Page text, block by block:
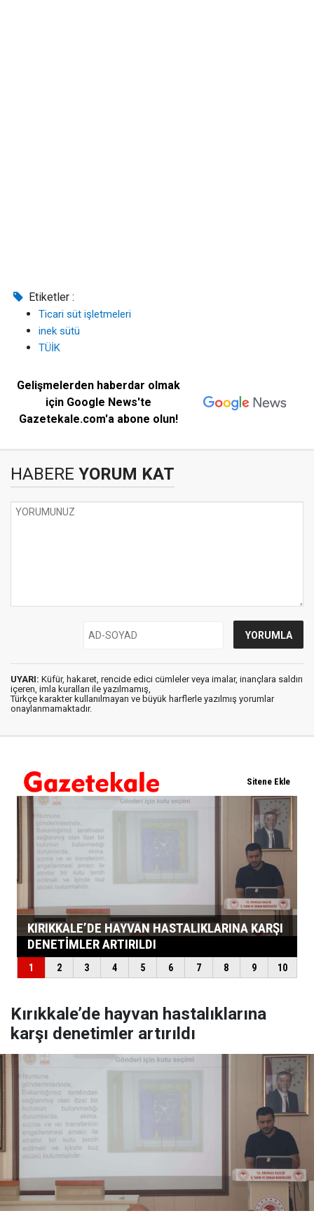
Etiketler :
Ticari süt işletmeleri
inek sütü
TÜİK
Gelişmelerden haberdar olmak
için Google News'te
Gazetekale.com'a abone olun!
HABERE YORUM KAT
UYARI: Küfür, hakaret, rencide edici cümleler veya imalar, inançlara saldırı
içeren, imla kuralları ile yazılmamış,
Türkçe karakter kullanılmayan ve büyük harflerle yazılmış yorumlar
onaylanmamaktadır.
Kırıkkale’de hayvan hastalıklarına
karşı denetimler artırıldı